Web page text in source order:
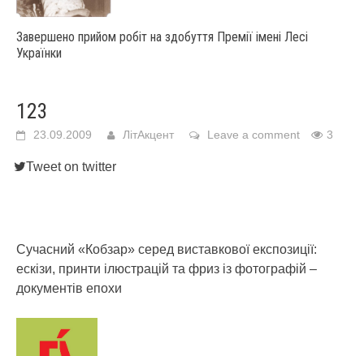
Завершено прийом робіт на здобуття Премії імені Лесі
Українки
123
23.09.2009 ЛітАкцент Leave a comment 3
Tweet on twitter
Сучасний «Кобзар» серед виставкової експозиції:
ескізи, принти ілюстрацій та фриз із фотографій –
документів епохи